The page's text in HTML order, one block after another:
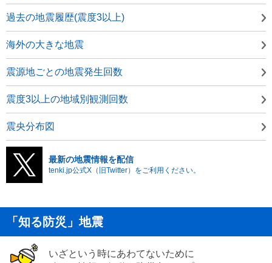
過去の地震履歴(震度3以上)
海外の大きな地震
震源地ごとの地震発生回数
震度3以上の地域別観測回数
震央分布図
最新の地震情報を配信
tenki.jp公式X（旧Twitter）をご利用ください。
「知る防災」地震
いざという時にあわてないために